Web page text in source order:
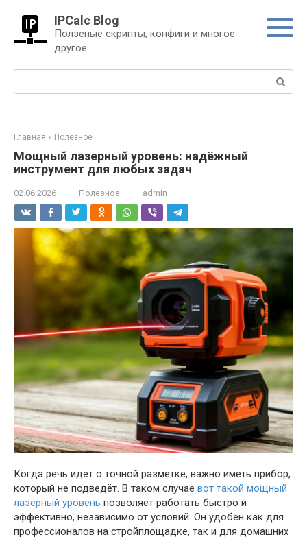
контенту
IPCalc Blog
Ползеные скрипты, конфиги и многое
другое
Поиск:
Главная » Полезное
Мощный лазерный уровень: надёжный
инструмент для любых задач
02.06.2026 Полезное admin
Когда речь идёт о точной разметке, важно иметь прибор,
который не подведёт. В таком случае вот такой мощный
лазерный уровень позволяет работать быстро и
эффективно, независимо от условий. Он удобен как для
профессионалов на стройплощадке, так и для домашних